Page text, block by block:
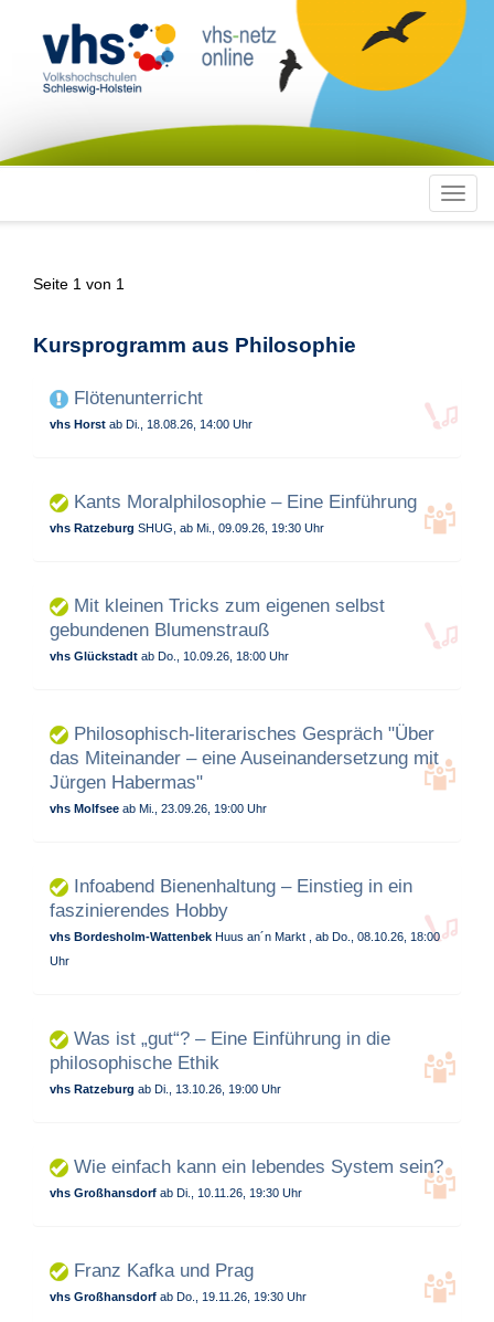
Seite 1 von 1
Kursprogramm aus Philosophie
Flötenunterricht
vhs Horst ab Di., 18.08.26, 14:00 Uhr
Kants Moralphilosophie – Eine Einführung
vhs Ratzeburg SHUG, ab Mi., 09.09.26, 19:30 Uhr
Mit kleinen Tricks zum eigenen selbst
gebundenen Blumenstrauß
vhs Glückstadt ab Do., 10.09.26, 18:00 Uhr
Philosophisch-literarisches Gespräch "Über
das Miteinander – eine Auseinandersetzung mit
Jürgen Habermas"
vhs Molfsee ab Mi., 23.09.26, 19:00 Uhr
Infoabend Bienenhaltung – Einstieg in ein
faszinierendes Hobby
vhs Bordesholm-Wattenbek Huus an´n Markt , ab Do., 08.10.26, 18:00
Uhr
Was ist „gut“? – Eine Einführung in die
philosophische Ethik
vhs Ratzeburg ab Di., 13.10.26, 19:00 Uhr
Wie einfach kann ein lebendes System sein?
vhs Großhansdorf ab Di., 10.11.26, 19:30 Uhr
Franz Kafka und Prag
vhs Großhansdorf ab Do., 19.11.26, 19:30 Uhr